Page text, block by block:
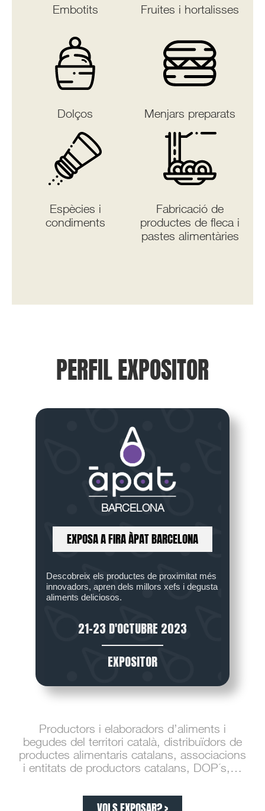
Embotits Fruites i hortalisses
Dolços Menjars preparats
Espècies i
condiments
Fabricació de
productes de fleca i
pastes alimentàries
PERFIL EXPOSITOR
BARCELONA
EXPOSA A FIRA ÀPAT BARCELONA
Descobreix els productes de proximitat més
innovadors, apren dels millors xefs i degusta
aliments deliciosos.
21-23 D'OCTUBRE 2023
EXPOSITOR
Productors i elaboradors d’aliments i
begudes del territori català, distribuïdors de
productes alimentaris catalans, associacions
i entitats de productors catalans, DOP´s,…